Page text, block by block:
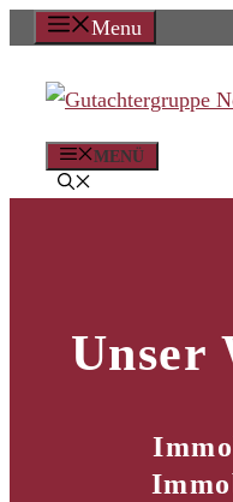
Zum
springen
Menu
MENÜ
Unser